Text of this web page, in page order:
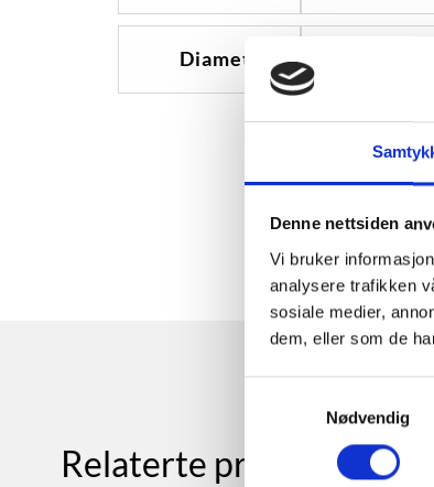
Denne nettsiden
Vi bruker
analysere trafikken
sosiale medier,
dem, eller som de
Nødvendig
Diameter
Relaterte produkter